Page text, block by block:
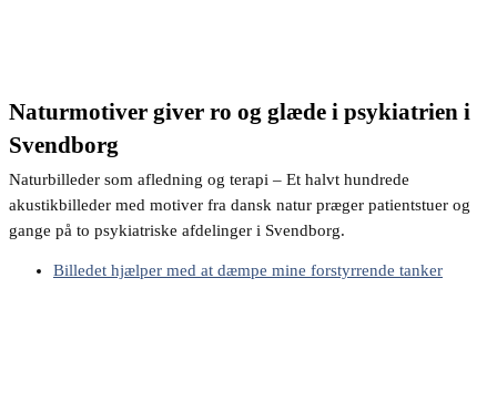
Naturmotiver giver ro og glæde i psykiatrien i
Svendborg
Naturbilleder som afledning og terapi – Et halvt hundrede
akustikbilleder med motiver fra dansk natur præger patientstuer og
gange på to psykiatriske afdelinger i Svendborg.
Billedet hjælper med at dæmpe mine forstyrrende tanker